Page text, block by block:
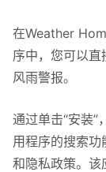
在Weather
序中，您可以
风雨警报。
通过单击“安装
用程序的搜索
和隐私政策。该